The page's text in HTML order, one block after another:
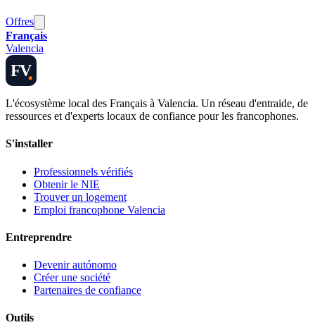
Offres
Français
Valencia
FV
L'écosystème local des Français à Valencia. Un réseau d'entraide, de
ressources et d'experts locaux de confiance pour les francophones.
S'installer
Professionnels vérifiés
Obtenir le NIE
Trouver un logement
Emploi francophone Valencia
Entreprendre
Devenir autónomo
Créer une société
Partenaires de confiance
Outils